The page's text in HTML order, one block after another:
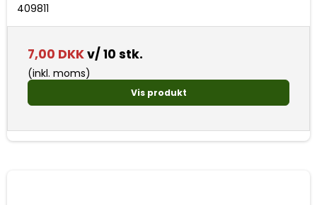
409811
7,00 DKKv/ 10 stk.
(inkl. moms)
Vis produkt